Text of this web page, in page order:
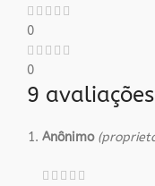
0
0
9
Anônimo